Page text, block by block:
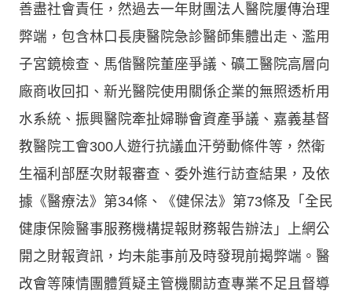
善盡社會責任，然過去一年財團法人醫院屢傳治理
弊端，包含林口長庚醫院急診醫師集體出走、濫用
子宮鏡檢查、馬偕醫院董座爭議、礦工醫院高層向
廠商收回扣、新光醫院使用關係企業的無照透析用
水系統、振興醫院牽扯婦聯會資產爭議、嘉義基督
教醫院工會300人遊行抗議血汗勞動條件等，然衛
生福利部歷次財報審查、委外進行訪查結果，及依
據《醫療法》第34條、《健保法》第73條及「全民
健康保險醫事服務機構提報財務報告辦法」上網公
開之財報資訊，均未能事前及時發現前揭弊端。醫
改會等陳情團體質疑主管機關訪查專業不足且督導